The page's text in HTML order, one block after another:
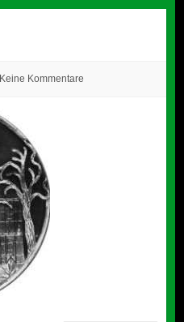
Keine Kommentare